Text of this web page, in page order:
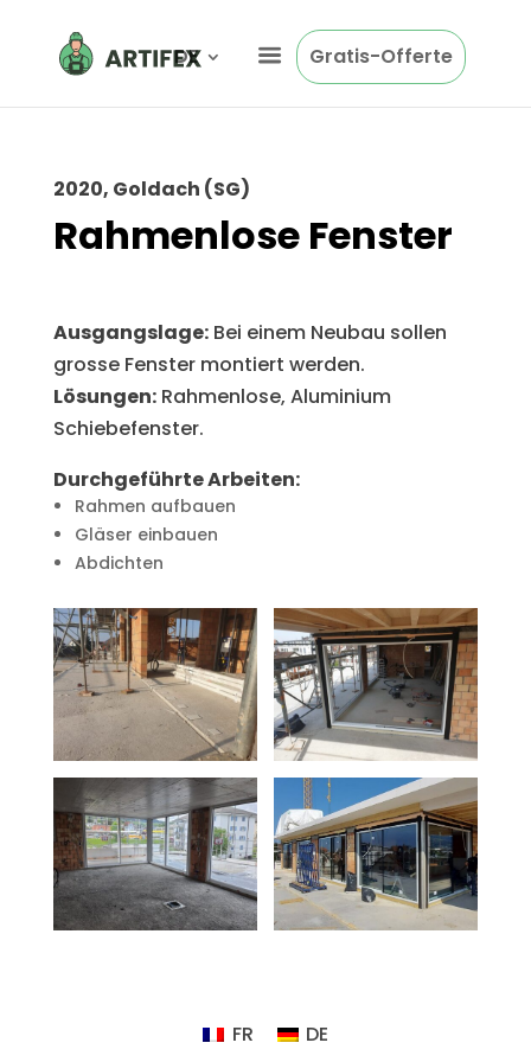
DE Gratis-Offerte
2020, Goldach (SG)
Rahmenlose Fenster
Ausgangslage:Bei einem Neubau sollen
grosse Fenster montiert werden.
Lösungen:Rahmenlose, Aluminium
Schiebefenster.
Durchgeführte Arbeiten:
Rahmen aufbauen
Gläser einbauen
Abdichten
FR DE